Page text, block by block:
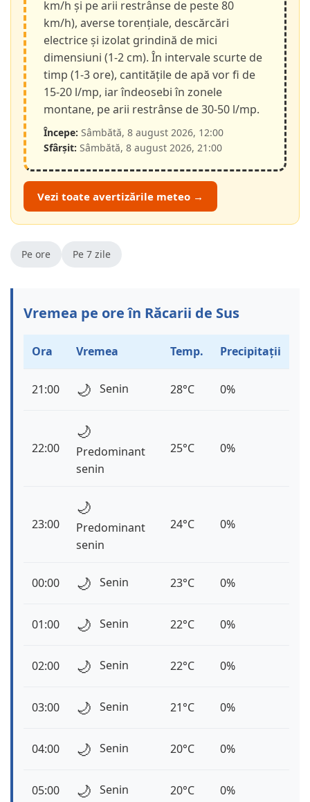
km/h și pe arii restrânse de peste 80
km/h), averse torențiale, descărcări
electrice și izolat grindină de mici
dimensiuni (1-2 cm). În intervale scurte de
timp (1-3 ore), cantitățile de apă vor fi de
15-20 l/mp, iar îndeosebi în zonele
montane, pe arii restrânse de 30-50 l/mp.
Începe: Sâmbătă, 8 august 2026, 12:00
Sfârșit: Sâmbătă, 8 august 2026, 21:00
Vezi toate avertizările meteo →
Pe ore Pe 7 zile
Vremea pe ore în Răcarii de Sus
Ora Vremea Temp. Precipitații
21:00 🌙 Senin 28°C 0%
22:00
🌙
Predominant
senin
25°C 0%
23:00
🌙
Predominant
senin
24°C 0%
00:00 🌙 Senin 23°C 0%
01:00 🌙 Senin 22°C 0%
02:00 🌙 Senin 22°C 0%
03:00 🌙 Senin 21°C 0%
04:00 🌙 Senin 20°C 0%
05:00 🌙 Senin 20°C 0%